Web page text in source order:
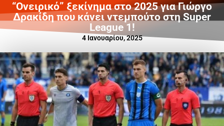
“Ονειρικό” ξεκίνημα στο 2025 για Γιώργο
Δρακίδη που κάνει ντεμπούτο στη Super
League 1!
4 Ιανουαρίου, 2025